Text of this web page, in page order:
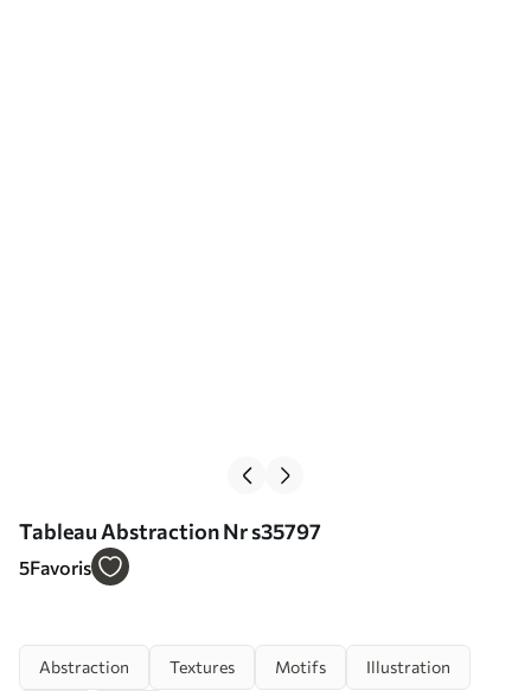
Tableau Abstraction Nr s35797
5Favoris
Abstraction Textures Motifs Illustration